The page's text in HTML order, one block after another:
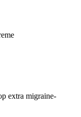
extra migraine-